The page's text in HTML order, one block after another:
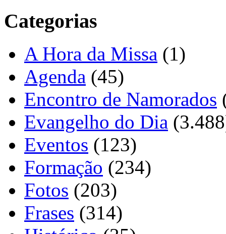
Categorias
A Hora da Missa (1)
Agenda (45)
Encontro de Namorados
Evangelho do Dia
Eventos (123)
Formação (234)
Fotos (203)
Frases (314)